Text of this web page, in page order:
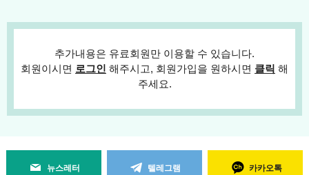
추가내용은 유료회원만 이용할 수 있습니다.
회원이시면 로그인 해주시고, 회원가입을 원하시면 클릭 해
주세요.
뉴스레터 텔레그램 카카오톡